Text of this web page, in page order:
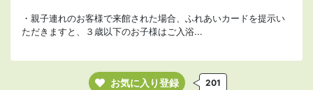
・親子連れのお客様で来館された場合、ふれあいカードを提示い
ただきますと、３歳以下のお子様はご入浴...
お気に入り登録 201